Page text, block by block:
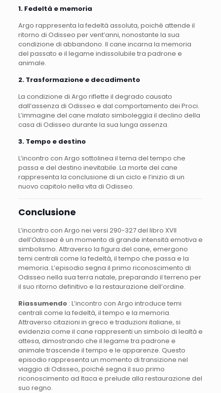
1. Fedeltà e memoria
Argo rappresenta la fedeltà assoluta, poiché attende il
ritorno di Odisseo per vent’anni, nonostante la sua
condizione di abbandono. Il cane incarna la memoria
del passato e il legame indissolubile tra padrone e
animale.
2. Trasformazione e decadimento
La condizione di Argo riflette il degrado causato
dall’assenza di Odisseo e dal comportamento dei Proci.
L’immagine del cane malato simboleggia il declino della
casa di Odisseo durante la sua lunga assenza.
3. Tempo e destino
L’incontro con Argo sottolinea il tema del tempo che
passa e del destino inevitabile. La morte del cane
rappresenta la conclusione di un ciclo e l’inizio di un
nuovo capitolo nella vita di Odisseo.
Conclusione
L’incontro con Argo nei versi 290-327 del libro XVII
dell’Odissea è un momento di grande intensità emotiva e
simbolismo. Attraverso la figura del cane, emergono
temi centrali come la fedeltà, il tempo che passa e la
memoria. L’episodio segna il primo riconoscimento di
Odisseo nella sua terra natale, preparando il terreno per
il suo ritorno definitivo e la restaurazione dell’ordine.
Riassumendo : L’incontro con Argo introduce temi
centrali come la fedeltà, il tempo e la memoria.
Attraverso citazioni in greco e traduzioni italiane, si
evidenzia come il cane rappresenti un simbolo di lealtà e
attesa, dimostrando che il legame tra padrone e
animale trascende il tempo e le apparenze. Questo
episodio rappresenta un momento di transizione nel
viaggio di Odisseo, poiché segna il suo primo
riconoscimento ad Itaca e prelude alla restaurazione del
suo regno.